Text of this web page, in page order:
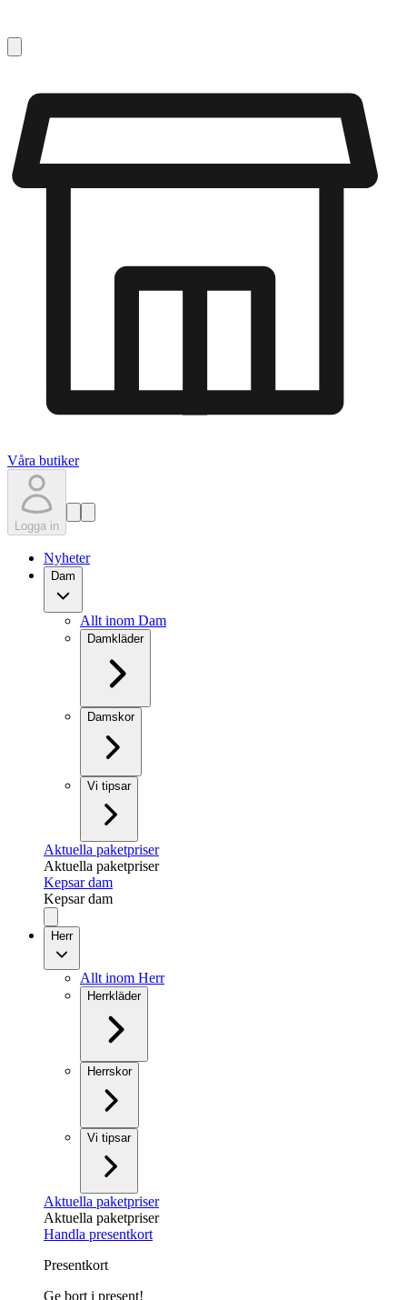
Våra butiker
Logga in
Nyheter
Dam
Allt inom Dam
Damkläder
Damskor
Vi tipsar
Aktuella paketpriser
Aktuella paketpriser
Kepsar dam
Kepsar dam
Herr
Allt inom Herr
Herrkläder
Herrskor
Vi tipsar
Aktuella paketpriser
Aktuella paketpriser
Handla presentkort
Presentkort
Ge bort i present!